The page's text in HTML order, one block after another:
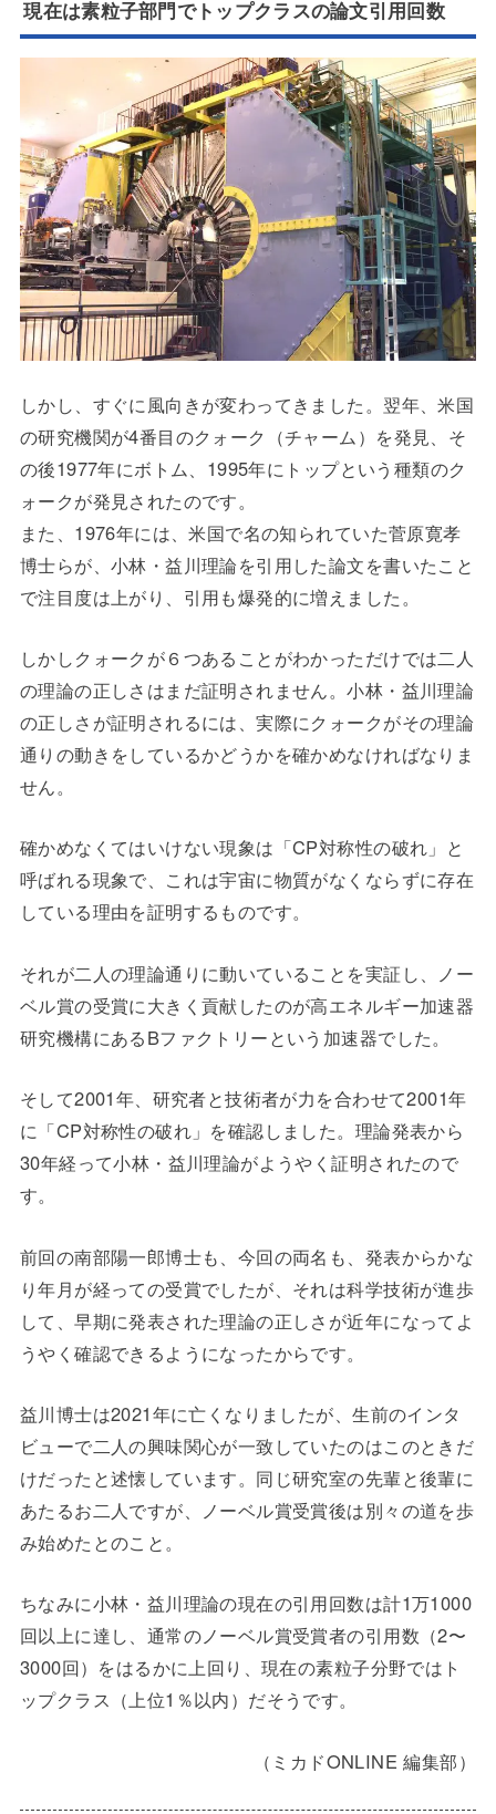
現在は素粒子部門でトップクラスの論文引用回数
しかし、すぐに風向きが変わってきました。翌年、米国
の研究機関が4番目のクォーク（チャーム）を発見、そ
の後1977年にボトム、1995年にトップという種類のク
ォークが発見されたのです。
また、1976年には、米国で名の知られていた菅原寛孝
博士らが、小林・益川理論を引用した論文を書いたこと
で注目度は上がり、引用も爆発的に増えました。
しかしクォークが６つあることがわかっただけでは二人
の理論の正しさはまだ証明されません。小林・益川理論
の正しさが証明されるには、実際にクォークがその理論
通りの動きをしているかどうかを確かめなければなりま
せん。
確かめなくてはいけない現象は「CP対称性の破れ」と
呼ばれる現象で、これは宇宙に物質がなくならずに存在
している理由を証明するものです。
それが二人の理論通りに動いていることを実証し、ノー
ベル賞の受賞に大きく貢献したのが高エネルギー加速器
研究機構にあるBファクトリーという加速器でした。
そして2001年、研究者と技術者が力を合わせて2001年
に「CP対称性の破れ」を確認しました。理論発表から
30年経って小林・益川理論がようやく証明されたので
す。
前回の南部陽一郎博士も、今回の両名も、発表からかな
り年月が経っての受賞でしたが、それは科学技術が進歩
して、早期に発表された理論の正しさが近年になってよ
うやく確認できるようになったからです。
益川博士は2021年に亡くなりましたが、生前のインタ
ビューで二人の興味関心が一致していたのはこのときだ
けだったと述懐しています。同じ研究室の先輩と後輩に
あたるお二人ですが、ノーベル賞受賞後は別々の道を歩
み始めたとのこと。
ちなみに小林・益川理論の現在の引用回数は計1万1000
回以上に達し、通常のノーベル賞受賞者の引用数（2〜
3000回）をはるかに上回り、現在の素粒子分野ではト
ップクラス（上位1％以内）だそうです。
（ミカドONLINE 編集部）